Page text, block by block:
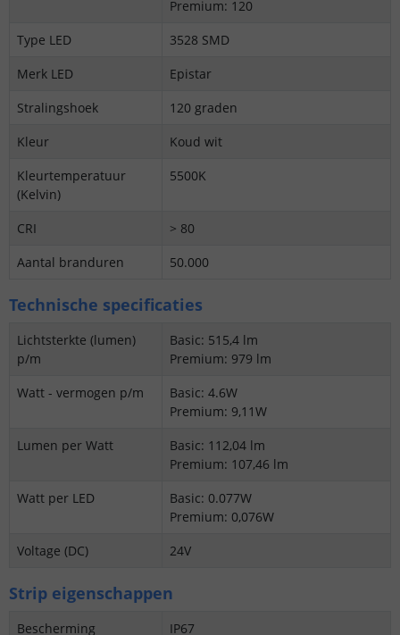
Premium: 120
Type LED
3528 SMD
Merk LED
Epistar
Stralingshoek
120 graden
Kleur
Koud wit
Kleurtemperatuur
(Kelvin)
5500K
CRI
> 80
Aantal branduren
50.000
Technische specificaties
Lichtsterkte (lumen)
p/m
Basic: 515,4 lm
Premium: 979 lm
Watt - vermogen p/m
Basic: 4.6W
Premium: 9,11W
Lumen per Watt
Basic: 112,04 lm
Premium: 107,46 lm
Watt per LED
Basic: 0.077W
Premium: 0,076W
Voltage (DC)
24V
Strip eigenschappen
Bescherming
IP67